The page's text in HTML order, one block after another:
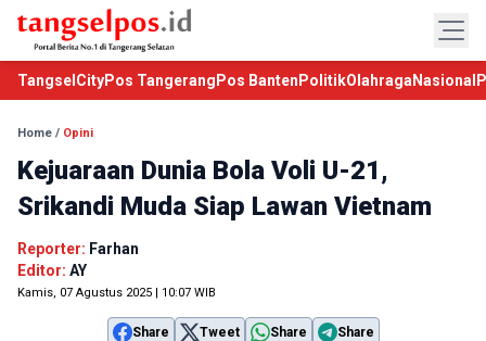
TangselCityPos Tangerang Pos Banten PolitikOlahraga Nasional
Home / Opini
Kejuaraan Dunia Bola Voli U-21,
Srikandi Muda Siap Lawan Vietnam
Reporter: Farhan
Editor: AY
Kamis, 07 Agustus 2025 | 10:07 WIB
Share Tweet Share Share